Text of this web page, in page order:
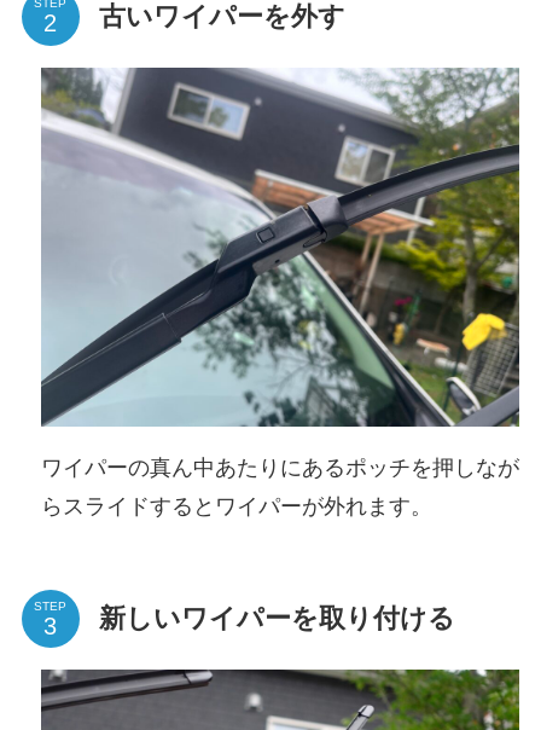
STEP 古いワイパーを外す
ワイパーの真ん中あたりにあるポッチを押しなが
らスライドするとワイパーが外れます。
STEP 新しいワイパーを取り付ける